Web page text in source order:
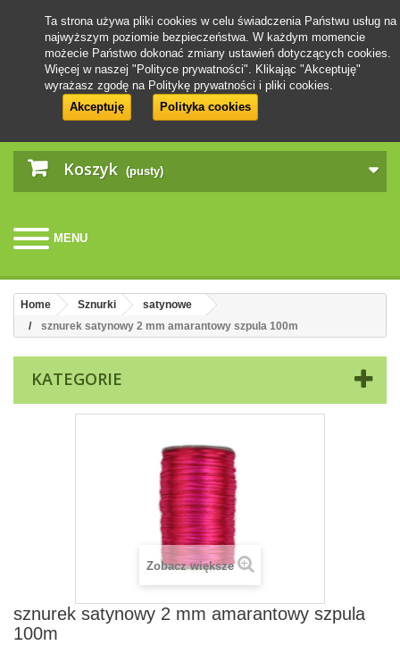
Koszyk (pusty)
MENU
Ta strona używa pliki cookies w celu świadczenia Państwu usług na
najwyższym poziomie bezpieczeństwa. W każdym momencie
możecie Państwo dokonać zmiany ustawień dotyczących cookies.
Więcej w naszej "Polityce prywatności". Klikając "Akceptuję"
wyrażasz zgodę na Politykę prywatności i pliki cookies.
Akceptuję
Polityka cookies
Home Sznurki
satynowe
sznurek satynowy 2 mm amarantowy szpula 100m
KATEGORIE
Zobacz większe
sznurek satynowy 2 mm amarantowy szpula
100m